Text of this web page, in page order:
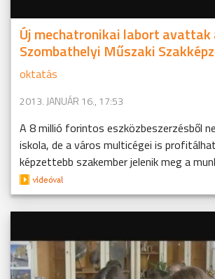
Új mechatronikai labort avattak
Szombathelyi Műszaki
oktatás
2013. JANUÁR 16., 17:53
A 8 millió forintos eszközbeszerzésből
iskola, de a város multicégei is
képzettebb szakember jelenik meg a